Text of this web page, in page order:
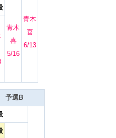
青木
喜
6/13
青木
喜
5/16
予選B